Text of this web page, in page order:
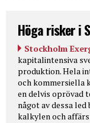
Höga risker i
Stockholm
kapitalintensiva
produktion. Hela
och kommersiella
en delvis oprövad
något av dessa
kalkylen och